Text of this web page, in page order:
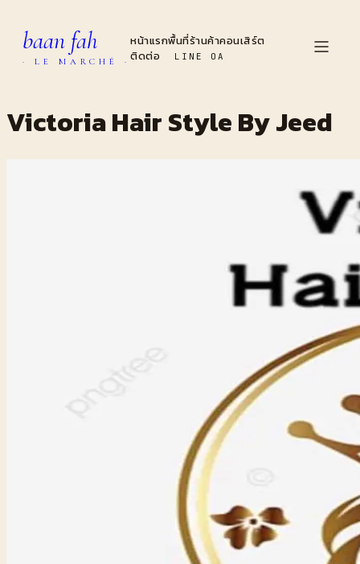
baan fah
· LE MARCHÉ ·
หน้าแรกพื้นที่ร้านค้าคอนเสิร์ต
ติดต่อ
LINE OA
Victoria Hair Style By Jeed